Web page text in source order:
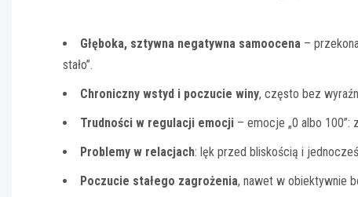
Głęboka, sztywna negatywna samoocena –
stało”.
Chroniczny wstyd i poczucie winy, często bez
Trudności w regulacji emocji – emocje „0 albo 100”:
Problemy w relacjach: lęk przed bliskością i
Poczucie stałego zagrożenia, nawet w obiektywnie